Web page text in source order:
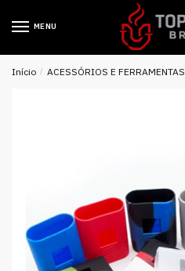
MENU
Início / ACESSÓRIOS E FERRAMENTAS